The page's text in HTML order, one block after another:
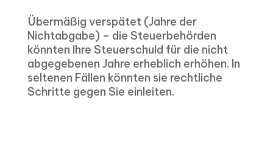
Übermäßig verspätet (Jahre der
Nichtabgabe) – die Steuerbehörden
könnten Ihre Steuerschuld für die nicht
abgegebenen Jahre erheblich erhöhen. In
seltenen Fällen könnten sie rechtliche
Schritte gegen Sie einleiten.